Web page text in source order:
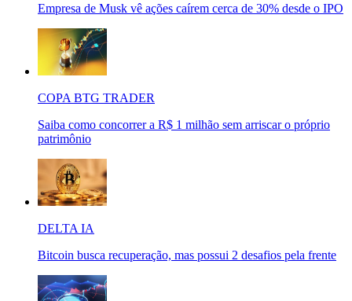
Empresa de Musk vê ações caírem cerca de 30% desde o IPO
COPA BTG TRADER
Saiba como concorrer a R$ 1 milhão sem arriscar o próprio
patrimônio
DELTA IA
Bitcoin busca recuperação, mas possui 2 desafios pela frente